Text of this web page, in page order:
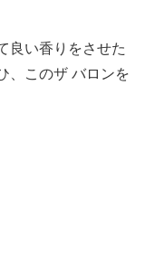
良い香りをさせた
、このザ バロンを